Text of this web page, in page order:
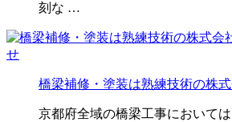
刻な …
橋梁補修・塗装は熟練技術の株
京都府全域の橋梁工事において